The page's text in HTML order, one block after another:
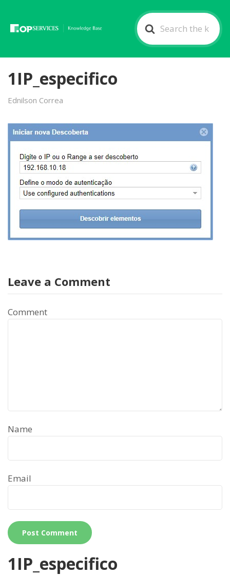
Search
For
1IP_especifico
Ednilson Correa
Leave a Comment
Comment
Name
Email
1IP_especifico